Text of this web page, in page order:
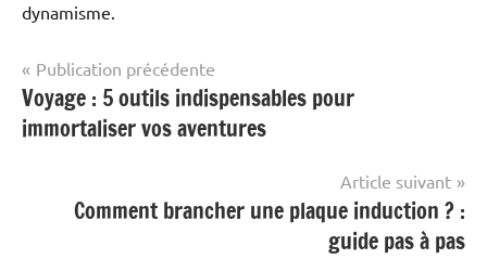
dynamisme.
Voyage &
Découverte
Navigation
de
l’article
Publication précédente
Voyage : 5 outils indispensables pour
immortaliser vos aventures
Article suivant
Comment brancher une plaque induction ? :
guide pas à pas